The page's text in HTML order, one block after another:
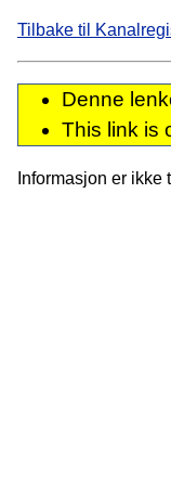
Tilbake til
Denne
This link is
Informasjon er